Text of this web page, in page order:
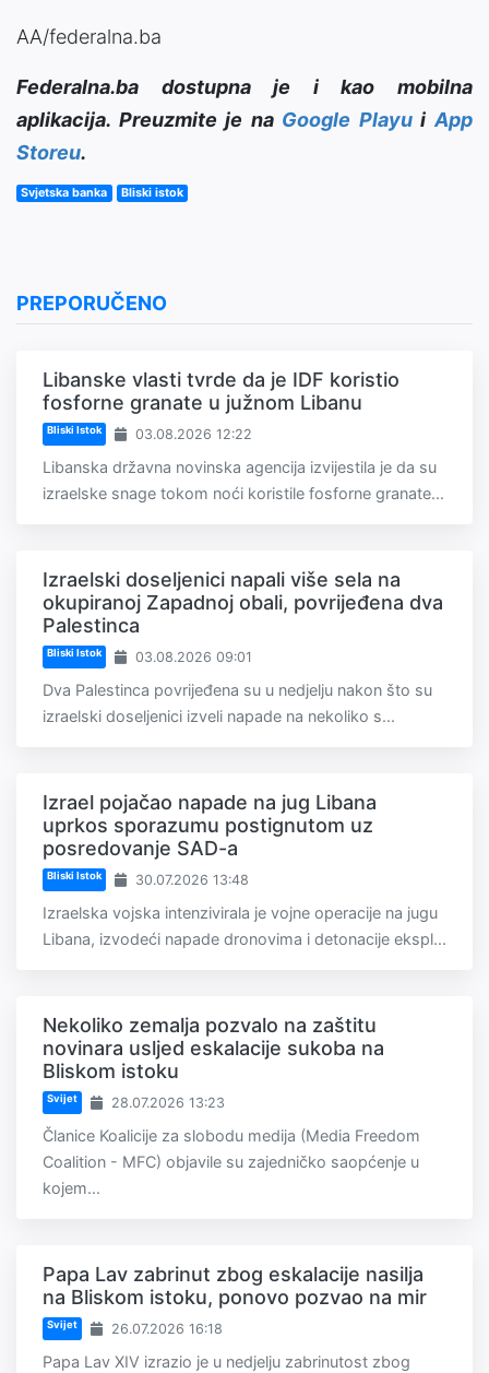
AA/federalna.ba
Federalna.ba dostupna je i kao mobilna
aplikacija. Preuzmite je na Google PlayuiApp
Storeu.
Svjetska banka Bliski istok
PREPORUČENO
Libanske vlasti tvrde da je IDF koristio
fosforne granate u južnom Libanu
Bliski Istok 03.08.2026 12:22
Libanska državna novinska agencija izvijestila je da su
izraelske snage tokom noći koristile fosforne granate...
Izraelski doseljenici napali više sela na
okupiranoj Zapadnoj obali, povrijeđena dva
Palestinca
Bliski Istok 03.08.2026 09:01
Dva Palestinca povrijeđena su u nedjelju nakon što su
izraelski doseljenici izveli napade na nekoliko s...
Izrael pojačao napade na jug Libana
uprkos sporazumu postignutom uz
posredovanje SAD-a
Bliski Istok 30.07.2026 13:48
Izraelska vojska intenzivirala je vojne operacije na jugu
Libana, izvodeći napade dronovima i detonacije ekspl...
Nekoliko zemalja pozvalo na zaštitu
novinara usljed eskalacije sukoba na
Bliskom istoku
Svijet 28.07.2026 13:23
Članice Koalicije za slobodu medija (Media Freedom
Coalition - MFC) objavile su zajedničko saopćenje u
kojem...
Papa Lav zabrinut zbog eskalacije nasilja
na Bliskom istoku, ponovo pozvao na mir
Svijet 26.07.2026 16:18
Papa Lav XIV izrazio je u nedjelju zabrinutost zbog